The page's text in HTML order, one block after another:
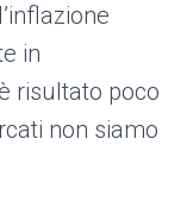
in
risultato poco
non siamo